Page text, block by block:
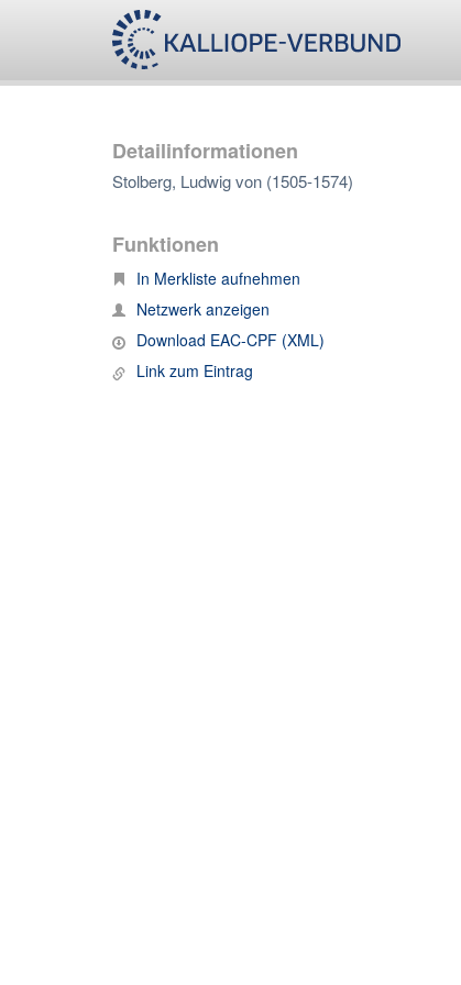
Detailinformationen
Stolberg, Ludwig von (1505-1574)
Funktionen
In Merkliste aufnehmen
Netzwerk anzeigen
Download EAC-CPF (XML)
Link zum Eintrag